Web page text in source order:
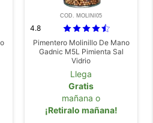
COD. MOLINI05
4.8
Pimentero Molinillo De Mano
Gadnic M5L Pimienta Sal
Vidrio
Llega
Gratis
mañana o
¡Retiralo mañana!